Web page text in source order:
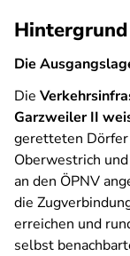
Die
Die
Garzweiler II
geretteten Dörfer
Oberwestrich
an den ÖPNV
die
erreichen und
selbst